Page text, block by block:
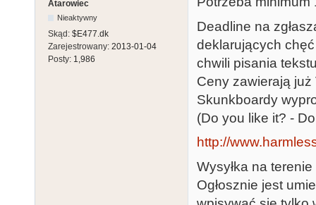
Atarowiec
Nieaktywny
Skąd: $E477.dk
Zarejestrowany: 2013-01-04
Posty: 1,986
Deadline na
deklarujących
chwili pisania
Ceny zawierają już
Skunkboardy
(Do you like it? -
http://
Wysyłka na
Ogłosznie jest